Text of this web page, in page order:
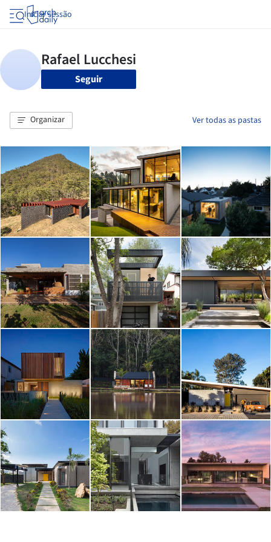
Iniciar sessão
Seguir
Organizar Ver todas as pastas